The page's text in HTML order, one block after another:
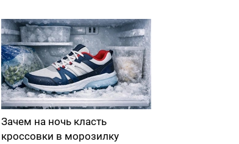
Зачем на ночь класть
кроссовки в морозилку